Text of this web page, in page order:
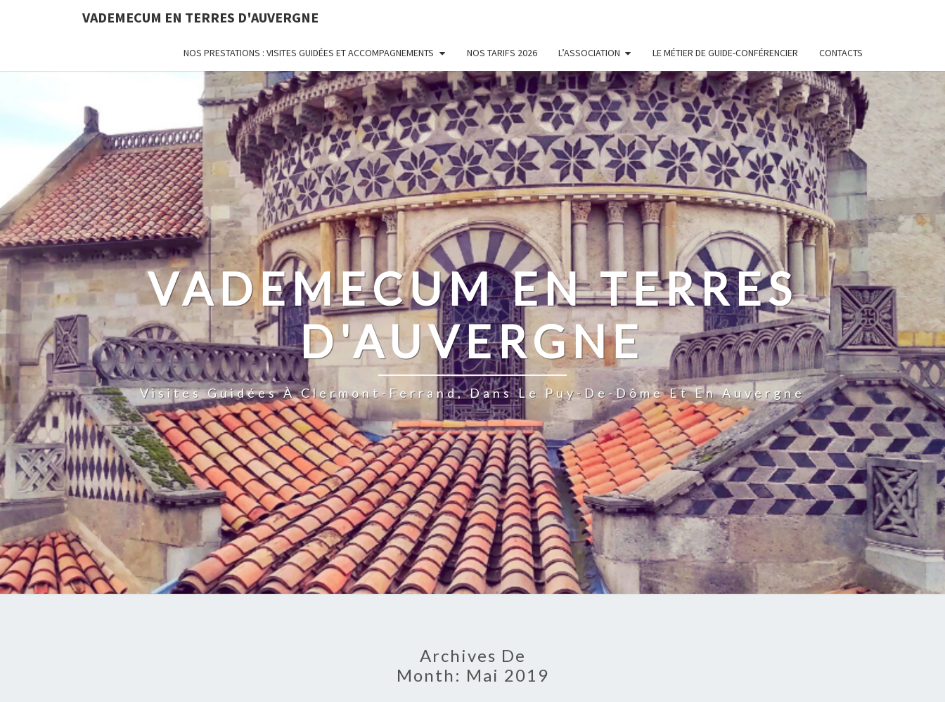
VADEMECUM EN TERRES D'AUVERGNE
NOS PRESTATIONS : VISITES GUIDÉES ET ACCOMPAGNEMENTS NOS TARIFS 2026 L’ASSOCIATION LE MÉTIER DE GUIDE-CONFÉRENCIER CONTACTS
VADEMECUM EN TERRES
D'AUVERGNE
Visites Guidées À Clermont-Ferrand, Dans Le Puy-De-Dôme Et En Auvergne
Archives De
Month: Mai 2019